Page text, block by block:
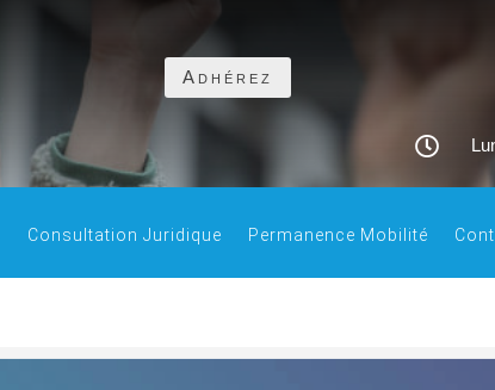
Adhérez

Consultation Juridique Permanence Mobilité